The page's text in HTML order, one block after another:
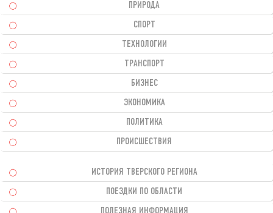
ПРИРОДА
СПОРТ
ТЕХНОЛОГИИ
ТРАНСПОРТ
БИЗНЕС
ЭКОНОМИКА
ПОЛИТИКА
ПРОИСШЕСТВИЯ
ИСТОРИЯ ТВЕРСКОГО РЕГИОНА
ПОЕЗДКИ ПО ОБЛАСТИ
ПОЛЕЗНАЯ ИНФОРМАЦИЯ